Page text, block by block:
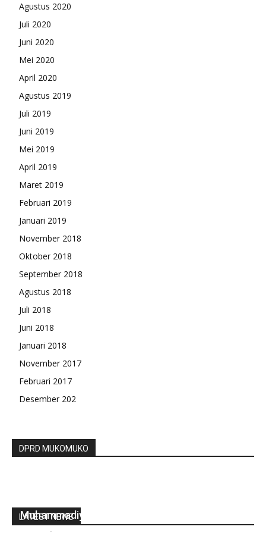
Agustus 2020
Juli 2020
Juni 2020
Mei 2020
April 2020
Agustus 2019
Juli 2019
Juni 2019
Mei 2019
April 2019
Maret 2019
Februari 2019
Januari 2019
November 2018
Oktober 2018
September 2018
Agustus 2018
Juli 2018
Juni 2018
Januari 2018
November 2017
Februari 2017
Desember 202
DPRD MUKOMUKO
LATEST NEWS
Muhammadiyah
-